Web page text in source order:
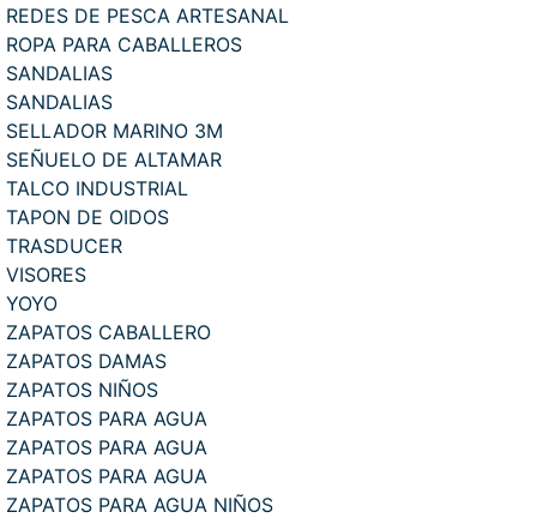
REDES DE PESCA ARTESANAL
ROPA PARA CABALLEROS
SANDALIAS
SANDALIAS
SELLADOR MARINO 3M
SEÑUELO DE ALTAMAR
TALCO INDUSTRIAL
TAPON DE OIDOS
TRASDUCER
VISORES
YOYO
ZAPATOS CABALLERO
ZAPATOS DAMAS
ZAPATOS NIÑOS
ZAPATOS PARA AGUA
ZAPATOS PARA AGUA
ZAPATOS PARA AGUA
ZAPATOS PARA AGUA NIÑOS